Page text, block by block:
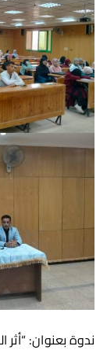
ندوة بعنوان: “أثر